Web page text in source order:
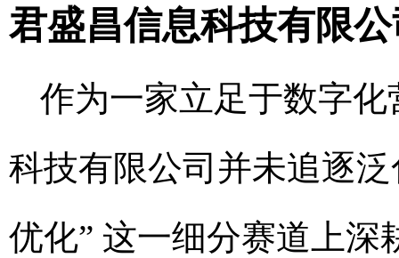
君盛昌信息科技有限
作为一家立足于数字
科技有限公司并未追逐
优化” 这一细分赛道上